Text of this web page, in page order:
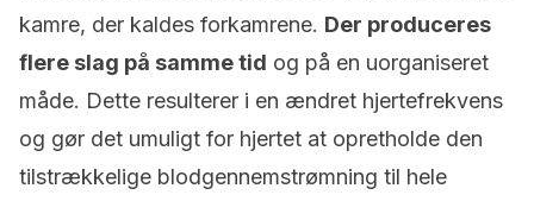
kamre, der kaldes forkamrene. Der produceres
flere slag på samme tid og på en uorganiseret
måde. Dette resulterer i en ændret hjertefrekvens
og gør det umuligt for hjertet at opretholde den
tilstrækkelige blodgennemstrømning til hele